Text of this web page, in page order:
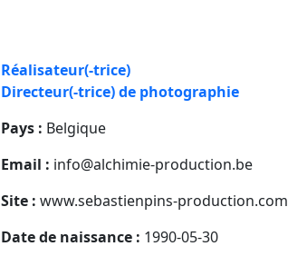
Réalisateur(-trice)
Directeur(-trice) de photographie
Pays : Belgique
Email : info@alchimie-production.be
Site : www.sebastienpins-production.com
Date de naissance : 1990-05-30